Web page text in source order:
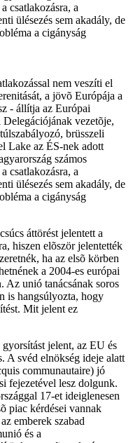
csatlakozásra, a
ülésezés sem akadály, de
a cigányság
nem veszíti el
a jövõ Európája a
- állítja az Európai
vezetõje,
brüsszeli
Lake az ÉS-nek adott
számos
csatlakozásra, a
ülésezés sem akadály, de
a cigányság
áttörést jelentett a
hiszen elõször jelentették
ha az elsõ körben
a 2004-es európai
Az unió tanácsának soros
is hangsúlyozta, hogy
Mit jelent ez
jelent, az EU és
A svéd elnökség ideje alatt
communautaire) jó
fejezetével lesz dolgunk.
17-et ideiglenesen
piac kérdései vannak
emberek szabad
és a